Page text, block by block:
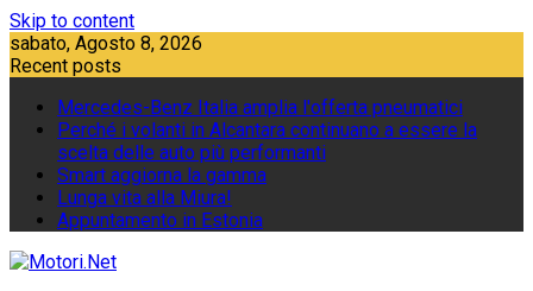
Skip to content
sabato, Agosto 8, 2026
Recent posts
Mercedes-Benz Italia amplia l'offerta pneumatici
Perché i volanti in Alcantara continuano a essere la
scelta delle auto più performanti
Smart aggiorna la gamma
Lunga vita alla Miura!
Appuntamento in Estonia